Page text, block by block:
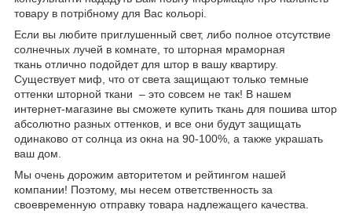
товару в потрібному для Вас кольорі.
Если вы любите приглушенный свет, либо полное отсутствие
солнечных лучей в комнате, то шторная мраморная
ткань отлично подойдет для штор в вашу квартиру.
Существует миф, что от света защищают только темные
оттенки шторной ткани – это совсем не так! В нашем
интернет-магазине вы сможете купить ткань для пошива штор
абсолютно разных оттенков, и все они будут защищать
одинаково от солнца из окна на 90-100%, а также украшать
ваш дом.
Мы очень дорожим авторитетом и рейтингом нашей
компании! Поэтому, мы несем ответственность за
своевременную отправку товара надлежащего качества.